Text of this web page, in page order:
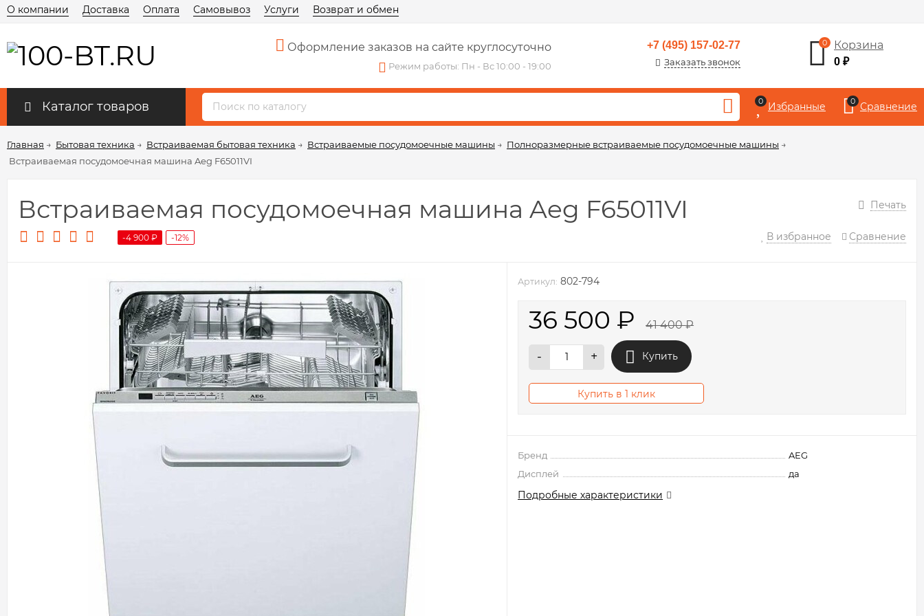
О компании Доставка Оплата Самовывоз Услуги Возврат и обмен
Оформление заказов на сайте круглосуточно
Режим работы: Пн - Вс 10:00 - 19:00
+7 (495) 157-02-77
Заказать звонок
0 Корзина
0₽
Каталог товаров 0 Избранные 0 Сравнение
Главная → Бытовая техника → Встраиваемая бытовая техника → Встраиваемые посудомоечные машины → Полноразмерные встраиваемые посудомоечные машины →
Встраиваемая посудомоечная машина Aeg F65011VI
Печать
Встраиваемая посудомоечная машина Aeg F65011VI
-4 900 ₽ -12% В избранное Сравнение
Артикул: 802-794
36 500 ₽ 41 400₽
- + Купить
Купить в 1 клик
Бренд
AEG
Дисплей
да
Подробные характеристики